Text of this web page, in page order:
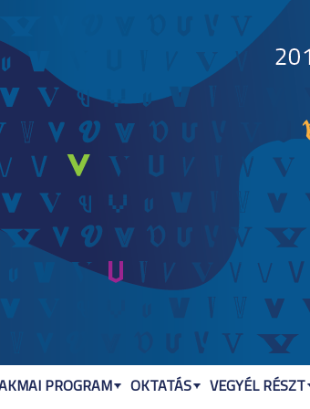
PROGRAM OKTATÁS VEGYÉL RÉSZT